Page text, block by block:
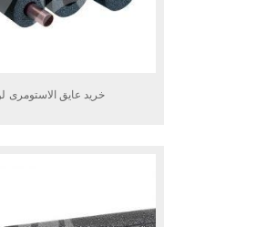
خرید عایق الاستومری